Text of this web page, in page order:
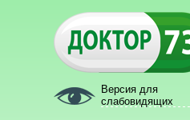
Версия для
слабовидящих